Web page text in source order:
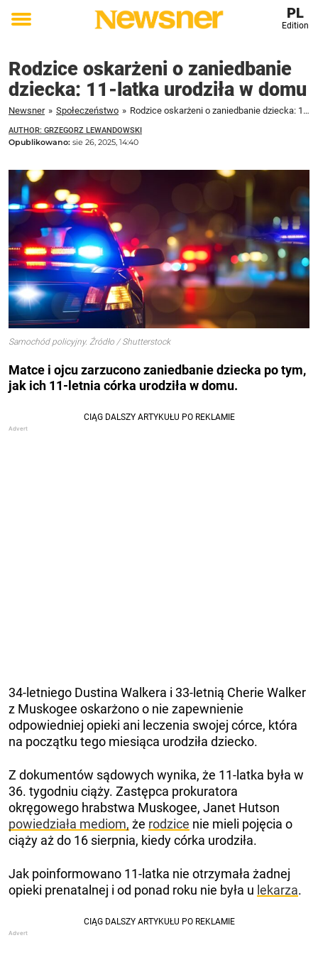
Toggle
PL
Edition
Rodzice oskarżeni o zaniedbanie
dziecka: 11-latka urodziła w domu
Newsner » Społeczeństwo » Rodzice oskarżeni o zaniedbanie dziecka: 11-latka urodziła w domu
AUTHOR: GRZEGORZ LEWANDOWSKI
Opublikowano: sie 26, 2025, 14:40
Samochód policyjny. Źródło / Shutterstock
Matce i ojcu zarzucono zaniedbanie dziecka po tym,
jak ich 11-letnia córka urodziła w domu.
34-letniego Dustina Walkera i 33-letnią Cherie Walker
z Muskogee oskarżono o nie zapewnienie
odpowiedniej opieki ani leczenia swojej córce, która
na początku tego miesiąca urodziła dziecko.
Z dokumentów sądowych wynika, że ​​11-latka była w
36. tygodniu ciąży. Zastępca prokuratora
okręgowego hrabstwa Muskogee, Janet Hutson
powiedziała mediom, że rodzice nie mieli pojęcia o
ciąży aż do 16 sierpnia, kiedy córka urodziła.
Jak poinformowano 11-latka nie otrzymała żadnej
opieki prenatalnej i od ponad roku nie była u lekarza.